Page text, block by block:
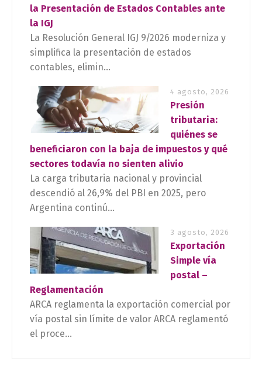
la Presentación de Estados Contables ante
la IGJ
La Resolución General IGJ 9/2026 moderniza y
simplifica la presentación de estados
contables, elimin...
4 agosto, 2026
Presión
tributaria:
quiénes se
beneficiaron con la baja de impuestos y qué
sectores todavía no sienten alivio
La carga tributaria nacional y provincial
descendió al 26,9% del PBI en 2025, pero
Argentina continú...
3 agosto, 2026
Exportación
Simple vía
postal –
Reglamentación
ARCA reglamenta la exportación comercial por
vía postal sin límite de valor ARCA reglamentó
el proce...